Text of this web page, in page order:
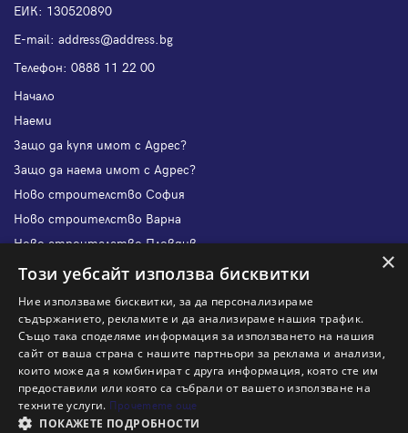
ЕИК: 130520890
Е-mail: address@address.bg
Телефон: 0888 11 22 00
Начало
Наеми
Защо да купя имот с Адрес?
Защо да наема имот с Адрес?
Ново строителство София
Ново строителство Варна
Ново строителство Пловдив
Ново строителство Бургас
Защо да отдам имот с Адрес?
Наши офиси
Кариери
Кои сме ние?
Франчайз
×
Този уебсайт използва бисквитки
Ние използваме бисквитки, за да персонализираме
съдържанието, рекламите и да анализираме нашия трафик.
Също така споделяме информация за използването на нашия
сайт от ваша страна с нашите партньори за реклама и анализи,
които може да я комбинират с друга информация, която сте им
предоставили или която са събрали от вашето използване на
техните услуги. Прочетете още
ПОКАЖЕТЕ ПОДРОБНОСТИ